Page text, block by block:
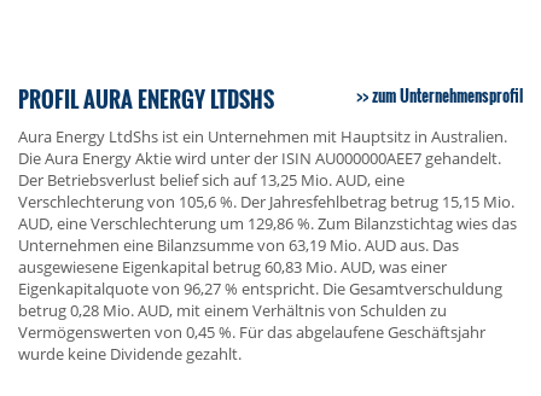
PROFIL AURA ENERGY LTDSHS zum Unternehmensprofil
Aura Energy LtdShs ist ein Unternehmen mit Hauptsitz in Australien.
Die Aura Energy Aktie wird unter der ISIN AU000000AEE7 gehandelt.
Der Betriebsverlust belief sich auf 13,25 Mio. AUD, eine
Verschlechterung von 105,6 %. Der Jahresfehlbetrag betrug 15,15 Mio.
AUD, eine Verschlechterung um 129,86 %. Zum Bilanzstichtag wies das
Unternehmen eine Bilanzsumme von 63,19 Mio. AUD aus. Das
ausgewiesene Eigenkapital betrug 60,83 Mio. AUD, was einer
Eigenkapitalquote von 96,27 % entspricht. Die Gesamtverschuldung
betrug 0,28 Mio. AUD, mit einem Verhältnis von Schulden zu
Vermögenswerten von 0,45 %. Für das abgelaufene Geschäftsjahr
wurde keine Dividende gezahlt.